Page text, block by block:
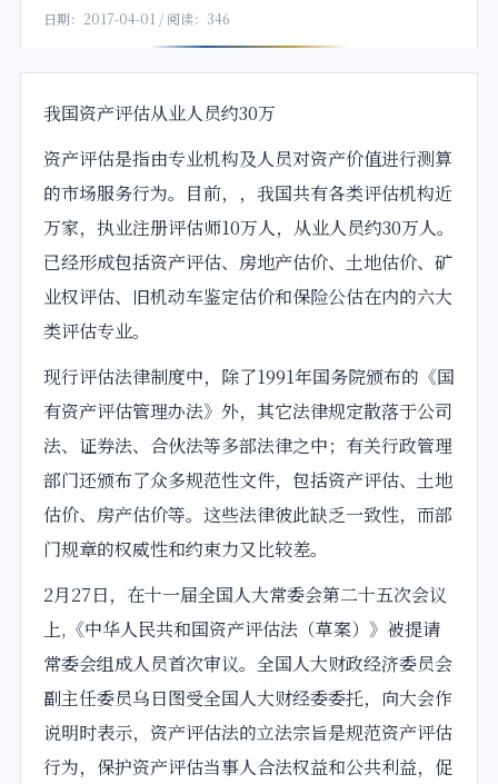
日期：2017-04-01 / 阅读：346
我国资产评估从业人员约30万
资产评估是指由专业机构及人员对资产价值进行测算
的市场服务行为。目前，，我国共有各类评估机构近
万家，执业注册评估师10万人，从业人员约30万人。
已经形成包括资产评估、房地产估价、土地估价、矿
业权评估、旧机动车鉴定估价和保险公估在内的六大
类评估专业。
现行评估法律制度中，除了1991年国务院颁布的《国
有资产评估管理办法》外，其它法律规定散落于公司
法、证券法、合伙法等多部法律之中；有关行政管理
部门还颁布了众多规范性文件，包括资产评估、土地
估价、房产估价等。这些法律彼此缺乏一致性，而部
门规章的权威性和约束力又比较差。
2月27日，在十一届全国人大常委会第二十五次会议
上,《中华人民共和国资产评估法（草案）》被提请
常委会组成人员首次审议。 全国人大财政经济委员会
副主任委员乌日图受全国人大财经委委托，向大会作
说明时表示，资产评估法的立法宗旨是规范资产评估
行为，保护资产评估当事人合法权益和公共利益，促